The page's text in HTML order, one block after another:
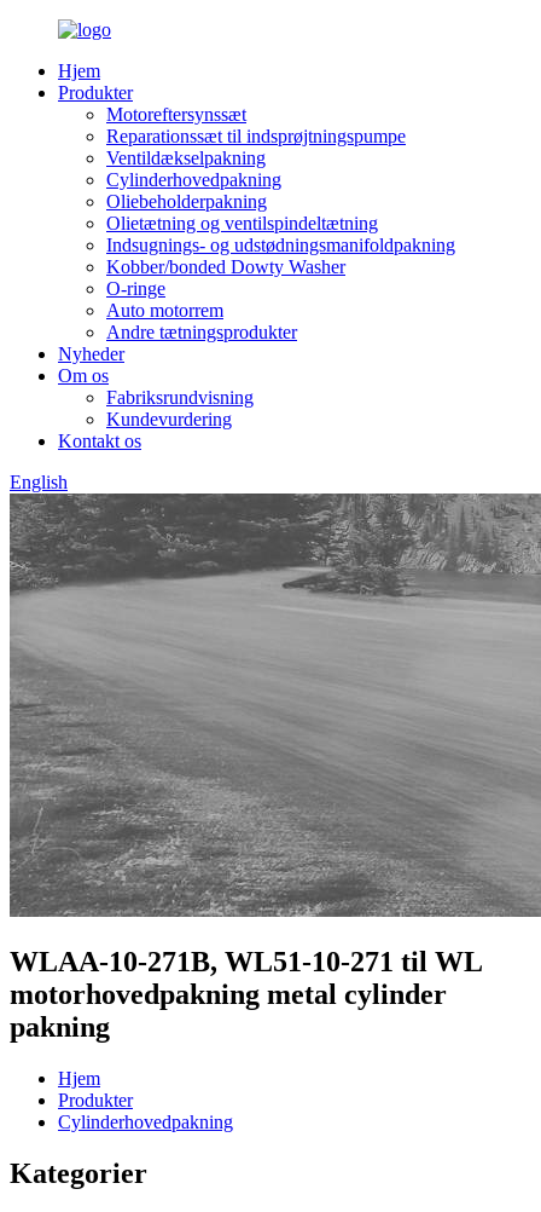
Hjem
Produkter
Motoreftersynssæt
Reparationssæt til indsprøjtningspumpe
Ventildækselpakning
Cylinderhovedpakning
Oliebeholderpakning
Olietætning og ventilspindeltætning
Indsugnings- og udstødningsmanifoldpakning
Kobber/bonded Dowty Washer
O-ringe
Auto motorrem
Andre tætningsprodukter
Nyheder
Om os
Fabriksrundvisning
Kundevurdering
Kontakt os
English
WLAA-10-271B, WL51-10-271 til WL
motorhovedpakning metal cylinder
pakning
Hjem
Produkter
Cylinderhovedpakning
Kategorier